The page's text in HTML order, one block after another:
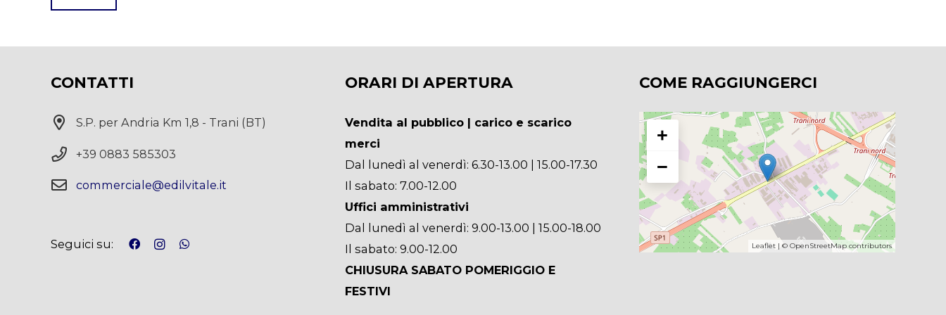
should
left
CONTATTI
S.P. per Andria Km 1,8 - Trani (BT)
+39 0883 585303
commerciale@edilvitale.it
Seguici su:
ORARI DI APERTURA
Vendita al pubblico | carico e scarico
merci
Dal lunedì al venerdì: 6.30-13.00 | 15.00-17.30
Il sabato: 7.00-12.00
Uffici amministrativi
Dal lunedì al venerdì: 9.00-13.00 | 15.00-18.00
Il sabato: 9.00-12.00
CHIUSURA SABATO POMERIGGIO E
FESTIVI
COME RAGGIUNGERCI
+
−
Leaflet| © OpenStreetMapcontributors